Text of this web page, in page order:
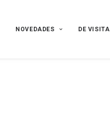
NOVEDADES DE VISITA